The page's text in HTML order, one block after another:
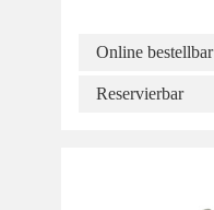
Online bestellbar
Reservierbar